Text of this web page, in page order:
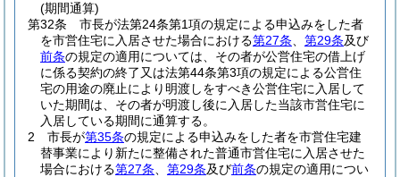
(期間通算)
第32条
市長が法第24条第1項の規定による申込みをした者
を市営住宅に入居させた場合における第27条 第29条及び
前条の規定の適用については、その者が公営住宅の借上げ
に係る契約の終了又は法第44条第3項の規定による公営住
宅の用途の廃止により明渡しをすべき公営住宅に入居して
いた期間は、その者が明渡し後に入居した当該市営住宅に
入居している期間に通算する。
2
市長が第35条の規定による申込みをした者を市営住宅建
替事業により新たに整備された普通市営住宅に入居させた
場合における第27条 第29条及び前条の規定の適用につい